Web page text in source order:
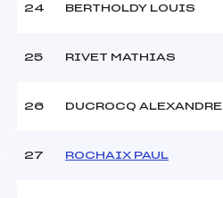
24 BERTHOLDY LOUIS
25 RIVET MATHIAS
26 DUCROCQ ALEXANDRE
27 ROCHAIX PAUL